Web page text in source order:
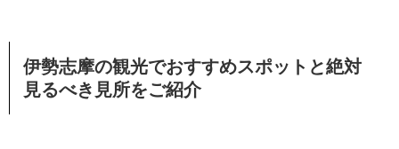
伊勢志摩の観光でおすすめスポットと絶対
見るべき見所をご紹介